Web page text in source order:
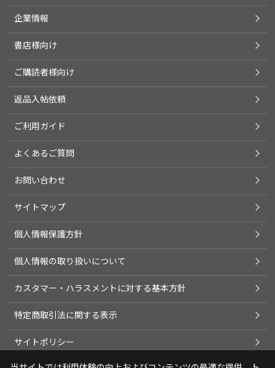
企業情報
書店様向け
ご購読者様向け
返品入帖依頼
ご利用ガイド
よくあるご質問
お問い合わせ
サイトマップ
個人情報保護方針
個人情報の取り扱いについて
カスタマー・ハラスメントに対する基本方針
特定商取引法に関する表示
サイトポリシー